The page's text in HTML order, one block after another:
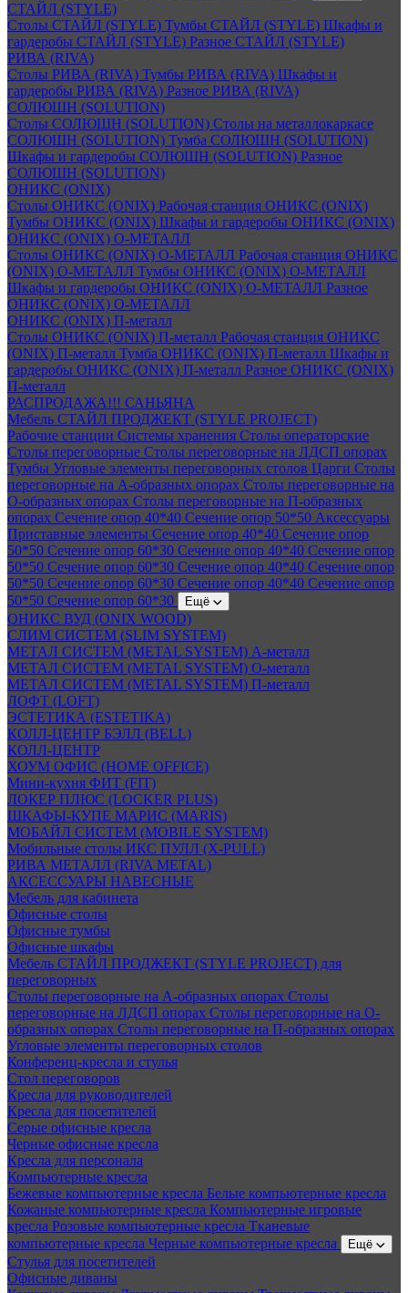
СТАЙЛ (STYLE)
Столы СТАЙЛ (STYLE) Тумбы СТАЙЛ (STYLE) Шкафы и
гардеробы СТАЙЛ (STYLE) Разное СТАЙЛ (STYLE)
РИВА (RIVA)
Столы РИВА (RIVA) Тумбы РИВА (RIVA) Шкафы и
гардеробы РИВА (RIVA) Разное РИВА (RIVA)
СОЛЮШН (SOLUTION)
Столы СОЛЮШН (SOLUTION) Столы на металлокаркасе
СОЛЮШН (SOLUTION) Тумба СОЛЮШН (SOLUTION)
Шкафы и гардеробы СОЛЮШН (SOLUTION) Разное
СОЛЮШН (SOLUTION)
ОНИКС (ONIX)
Столы ОНИКС (ONIX) Рабочая станция ОНИКС (ONIX)
Тумбы ОНИКС (ONIX) Шкафы и гардеробы ОНИКС (ONIX)
ОНИКС (ONIX) O-МЕТАЛЛ
Столы ОНИКС (ONIX) O-МЕТАЛЛ Рабочая станция ОНИКС
(ONIX) O-МЕТАЛЛ Тумбы ОНИКС (ONIX) O-МЕТАЛЛ
Шкафы и гардеробы ОНИКС (ONIX) O-МЕТАЛЛ Разное
ОНИКС (ONIX) O-МЕТАЛЛ
ОНИКС (ONIX) П-металл
Столы ОНИКС (ONIX) П-металл Рабочая станция ОНИКС
(ONIX) П-металл Тумба ОНИКС (ONIX) П-металл Шкафы и
гардеробы ОНИКС (ONIX) П-металл Разное ОНИКС (ONIX)
П-металл
РАСПРОДАЖА!!! САНЬЯНА
Мебель СТАЙЛ ПРОДЖЕКТ (STYLE PROJECT)
Рабочие станции Системы хранения Столы операторские
Столы переговорные Столы переговорные на ЛДСП опорах
Тумбы Угловые элементы переговорных столов Царги Столы
переговорные на А-образных опорах Столы переговорные на
О-образных опорах Столы переговорные на П-образных
опорах Сечение опор 40*40 Сечение опор 50*50 Аксессуары
Приставные элементы Сечение опор 40*40 Сечение опор
50*50 Сечение опор 60*30 Сечение опор 40*40 Сечение опор
50*50 Сечение опор 60*30 Сечение опор 40*40 Сечение опор
50*50 Сечение опор 60*30 Сечение опор 40*40 Сечение опор
50*50 Сечение опор 60*30 Ещё
ОНИКС ВУД (ONIX WOOD)
СЛИМ СИСТЕМ (SLIM SYSTEM)
МЕТАЛ СИСТЕМ (METAL SYSTEM) А-металл
МЕТАЛ СИСТЕМ (METAL SYSTEM) О-металл
МЕТАЛ СИСТЕМ (METAL SYSTEM) П-металл
ЛОФТ (LOFT)
ЭСТЕТИКА (ESTETIKA)
КОЛЛ-ЦЕНТР БЭЛЛ (BELL)
КОЛЛ-ЦЕНТР
ХОУМ ОФИС (HOME OFFICE)
Мини-кухня ФИТ (FIT)
ЛОКЕР ПЛЮС (LOCKER PLUS)
ШКАФЫ-КУПЕ МАРИС (MARIS)
МОБАЙЛ СИСТЕМ (MOBILE SYSTEM)
Мобильные столы ИКС ПУЛЛ (X-PULL)
РИВА МЕТАЛЛ (RIVA METAL)
АКСЕССУАРЫ НАВЕСНЫЕ
Мебель для кабинета
Офисные столы
Офисные тумбы
Офисные шкафы
Мебель СТАЙЛ ПРОДЖЕКТ (STYLE PROJECT) для
переговорных
Столы переговорные на А-образных опорах Столы
переговорные на ЛДСП опорах Столы переговорные на О-
образных опорах Столы переговорные на П-образных опорах
Угловые элементы переговорных столов
Конференц-кресла и стулья
Стол переговоров
Кресла для руководителей
Кресла для посетителей
Серые офисные кресла
Черные офисные кресла
Кресла для персонала
Компьютерные кресла
Бежевые компьютерные кресла Белые компьютерные кресла
Кожаные компьютерные кресла Компьютерные игровые
кресла Розовые компьютерные кресла Тканевые
компьютерные кресла Черные компьютерные кресла Ещё
Стулья для посетителей
Офисные диваны